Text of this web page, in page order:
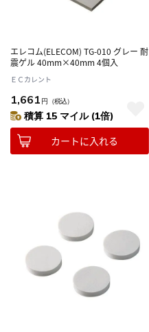
エレコム(ELECOM) TG-010 グレー 耐
震ゲル 40mm×40mm 4個入
ＥＣカレント
1,661 円 （税込）
積算 15 マイル (1倍)
カートに入れる